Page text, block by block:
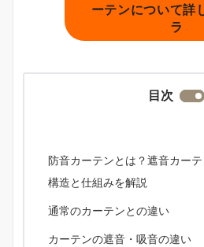
ーテンについて詳
ラ
目次
防音カーテンとは？遮音カー
構造と仕組みを解説
通常のカーテンとの違い
カーテンの遮音・吸音の違い